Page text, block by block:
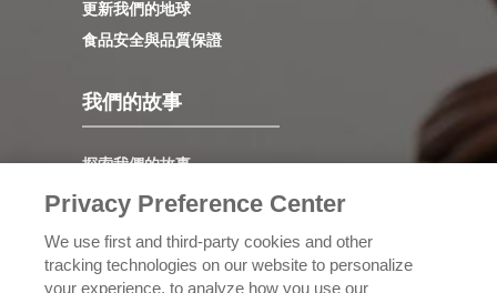
我們的故事
探索我們的故事
領導力
發展歷程
認識理奇
更新我們的地球
食品安全與品質保證
Privacy Preference Center
We use first and third-party cookies and other
tracking technologies on our website to personalize
your experience, to analyze how you use our